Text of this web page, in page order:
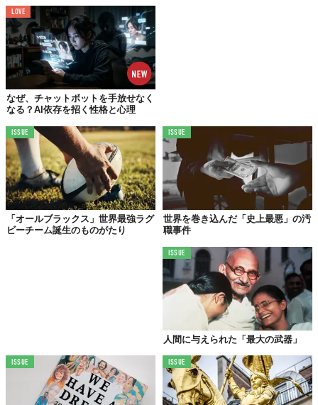
せずに通った者は、即刻処罰する」。
権力を笠に着た無意味で無情な要求ではありますが、街の人々は
従うしかありません。
そこに通りかかったのが、6歳の息子を連れ、弓を携えた、森に住
む猟師にして愛国者のウィリアム・テル。テルは棒にかかった帽
子を一瞥し、そのまえを通り過ぎます。
ゲスラーは従者らによってテルと息子を捕らえさせ、「本来なら
すぐにでも処罰するところだが、どうやらお前は猟師のようだ
な。その弓矢で子どもの頭のうえに乗せたリンゴを射抜くことが
できたら解放してやろう」と悪趣味この上ない提案をします。失
敗する様を人々に見せつけ、その恐怖によって支配力を強めよう
という下衆な思惑があったのでしょう。
人々が見守るなかで、テルは一本の矢を弓につがえ、弦を絞りま
す。そして、一閃。放たれた矢は見事に息子の頭上に据えられた
公衆の面前で面子を潰される格好になったゲスラーは歯噛みしま
すが、テルが携えた矢筒にはもう一本の矢が。ゲスラーの視線に
だ」。
その言葉に激昂したゲスラーは、再びテルと息子を拘束します
LOVE
なぜ、チャットボットを手放せなく
なる？AI依存を招く性格と心理
ISSUE
「オールブラックス」世界最強ラグ
ビーチーム誕生のものがたり
ISSUE
世界を巻き込んだ「史上最悪」の汚
職事件
ISSUE
人間に与えられた「最大の武器」
ISSUE ISSUE